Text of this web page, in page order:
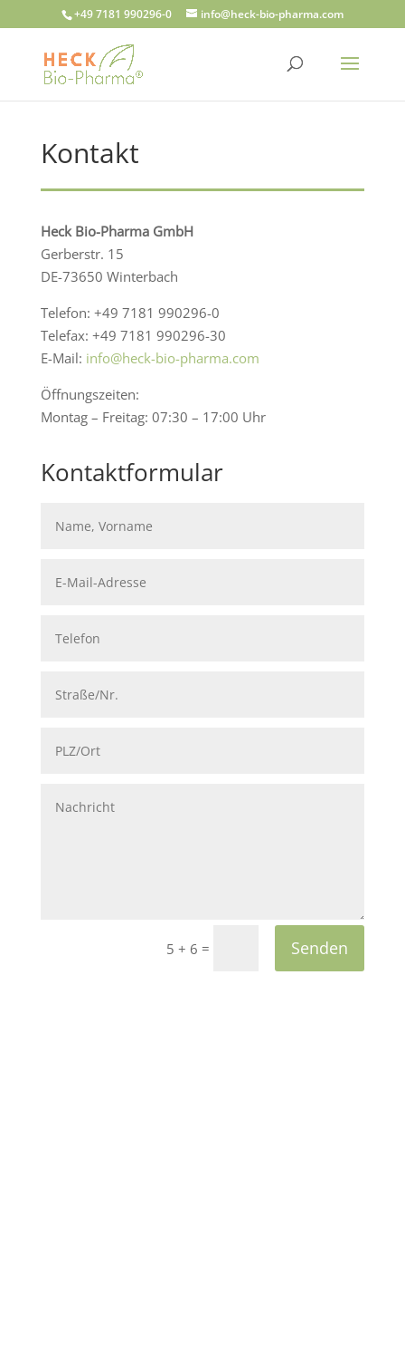
+49 7181 990296-0 info@heck-bio-pharma.com
Kontakt
Heck Bio-Pharma GmbH
Gerberstr. 15
DE-73650 Winterbach
Telefon: +49 7181 990296-0
Telefax: +49 7181 990296-30
E-Mail: info@heck-bio-pharma.com
Öffnungszeiten:
Montag – Freitag: 07:30 – 17:00 Uhr
Kontaktformular
5 + 6 = Senden